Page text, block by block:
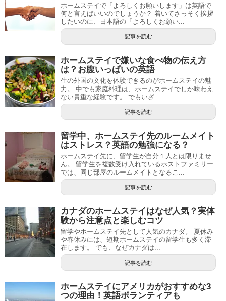
ホームステイで「よろしくお願いします」は英語で
何と言えばいいのでしょうか？ 着いてさっそく挨拶
したいのに、日本語の「よろしくお願い...
記事を読む
ホームステイで嫌いな食べ物の伝え方
は？お腹いっぱいの英語
生の外国の文化を体験できるのがホームステイの魅
力。 中でも家庭料理は、ホームステイでしか味わえ
ない貴重な経験です。 でもいざ...
記事を読む
留学中、ホームステイ先のルームメイト
はストレス？英語の勉強になる？
ホームステイ先に、留学生が自分１人とは限りませ
ん。 留学生を複数受け入れているホストファミリー
では、同じ部屋のルームメイトとなるこ...
記事を読む
カナダのホームステイはなぜ人気？実体
験から注意点と楽しむコツ
留学やホームステイ先として人気のカナダ。 夏休み
や春休みには、短期ホームステイの留学生も多く滞
在します。 でも、なぜカナダは...
記事を読む
ホームステイにアメリカがおすすめな3
つの理由！英語ボランティアも